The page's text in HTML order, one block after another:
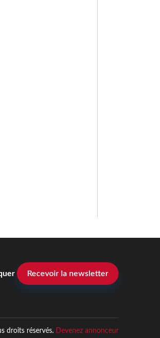
Recevoir la newsletter
droits réservés. Devenez annonceur